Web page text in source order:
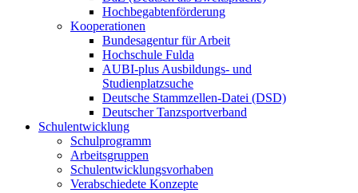
Hochbegabtenförderung
Kooperationen
Bundesagentur für Arbeit
Hochschule Fulda
AUBI-plus Ausbildungs- und
Studienplatzsuche
Deutsche Stammzellen-Datei (DSD)
Deutscher Tanzsportverband
Schulentwicklung
Schulprogramm
Arbeitsgruppen
Schulentwicklungsvorhaben
Verabschiedete Konzepte